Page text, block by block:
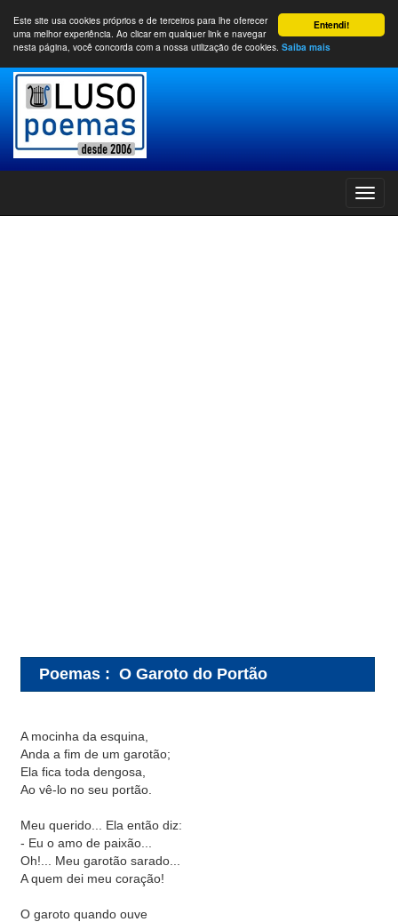
Entendi!
Este site usa cookies próprios e de terceiros para lhe oferecer
uma melhor experiência. Ao clicar em qualquer link e navegar
nesta página, você concorda com a nossa utilização de cookies. Saiba mais
Poemas : O Garoto do Portão
A mocinha da esquina,
Anda a fim de um garotão;
Ela fica toda dengosa,
Ao vê-lo no seu portão.
Meu querido... Ela então diz:
- Eu o amo de paixão...
Oh!... Meu garotão sarado...
A quem dei meu coração!
O garoto quando ouve